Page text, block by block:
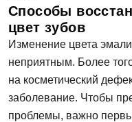
Способы
цвет зубов
Изменение цвета
неприятным. Более
на косметический
заболевание. Чтобы
проблемы, важно